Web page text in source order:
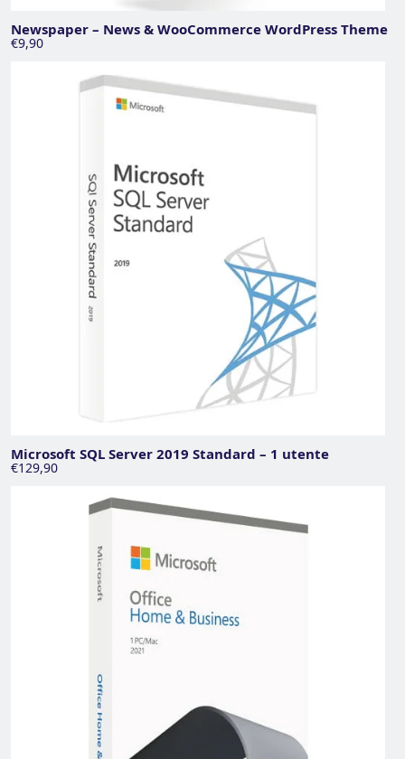
Newspaper – News & WooCommerce WordPress Theme
€9,90
Microsoft SQL Server 2019 Standard – 1 utente
€129,90